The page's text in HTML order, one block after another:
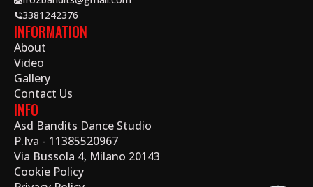
3381242376
INFORMATION
About
Video
Gallery
Contact Us
INFO
Asd Bandits Dance Studio
P.Iva - 11385520967
Via Bussola 4, Milano 20143
Cookie Policy